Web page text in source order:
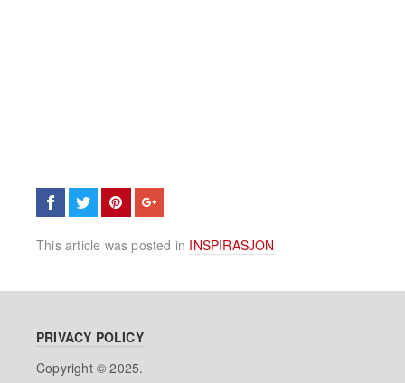
This article was posted in INSPIRASJON
PRIVACY POLICY
Copyright © 2025.